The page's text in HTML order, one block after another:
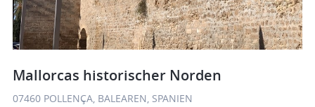
Mallorcas historischer Norden
07460 POLLENÇA, BALEAREN, SPANIEN